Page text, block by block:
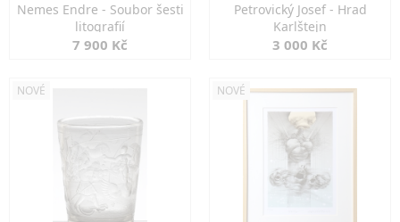
Nemes Endre - Soubor šesti
litografií
7 900 Kč
Petrovický Josef - Hrad
Karlštejn
3 000 Kč
NOVÉ NOVÉ